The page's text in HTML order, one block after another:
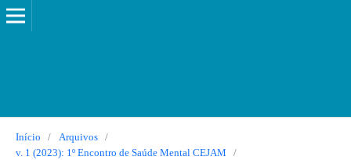
Início / Arquivos
/
v. 1 (2023): 1º Encontro de Saúde Mental CEJAM
/